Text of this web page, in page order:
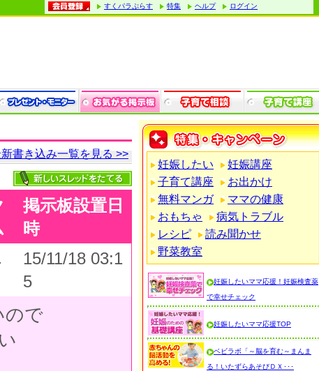
すくパラぷらす 特集 ヘルプ ログイン
書き込み一覧を見る >>
掲示板設置日
時
15/11/18 03:1
5
ので
妊娠したい
妊娠講座
子育て講座
お出かけ
無料マンガ
ママの健康
おもちゃ
病気トラブル
レシピ
読み聞かせ
野菜教室
妊娠したいママ応援！妊娠検査薬
で幸せチェック
妊娠したいママ応援TOP
ベビラボ「～脳を育む～まんま
る！いたずらあそびＤＸ･･･